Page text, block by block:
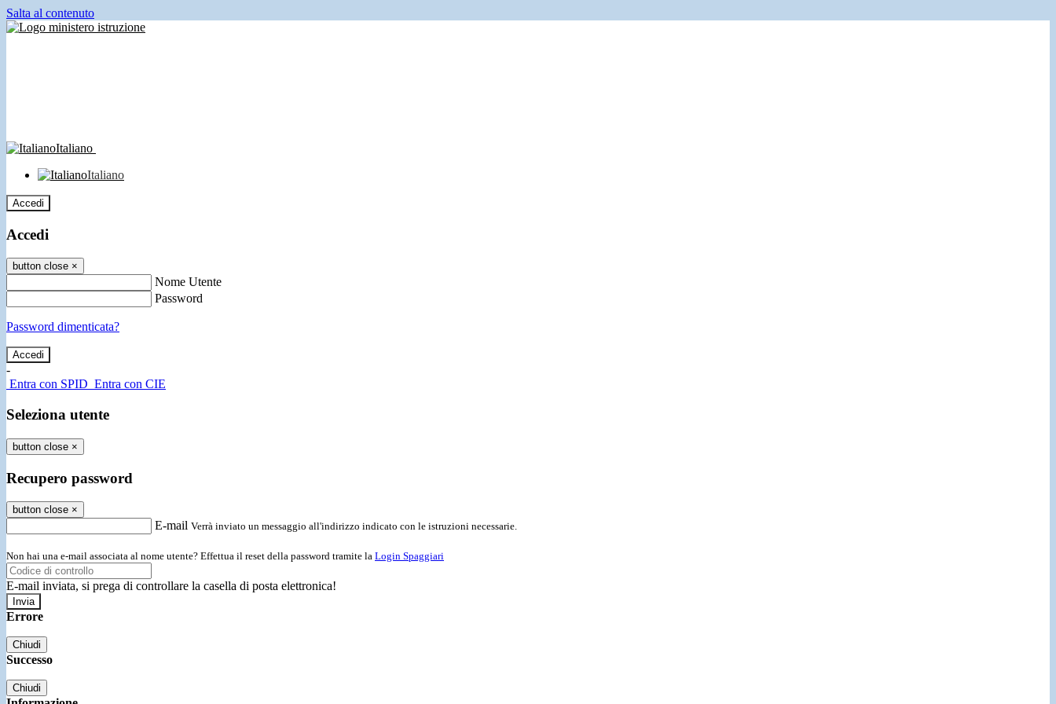
Salta al contenuto
Italiano
Italiano
Accedi
Accedi
button close ×
Nome Utente
Password
Password dimenticata?
-
Entra con SPID Entra con CIE
Seleziona utente
button close ×
Recupero password
button close ×
E-mail Verrà inviato un messaggio all'indirizzo indicato con le istruzioni necessarie.
Non hai una e-mail associata al nome utente? Effettua il reset della password tramite la Login Spaggiari
E-mail inviata, si prega di controllare la casella di posta elettronica!
Errore
Chiudi
Successo
Chiudi